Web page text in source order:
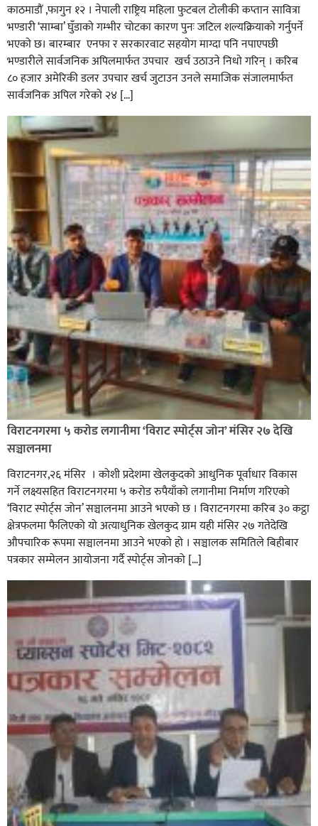
काठमाडाैं ,फागुन १२ । नेपाली राष्ट्रिय महिला फुटबल टोलीकी कप्तान सावित्रा
भण्डारी ‘साम्बा’ घुँडाको गम्भीर चोटका कारण पुनः जटिल शल्यक्रियाको गर्नुपर्ने
भएकाे छ। बारम्बार एनफा र सरकारवाट सहयाेग माग्दा पनि नपाएपछी
भण्डारीले सार्वजनिक अपिलमार्फत उपचार खर्च उठाउने निधाे गरिन् । करिब
८० हजार अमेरिकी डलर उपचार खर्च जुटाउन उनले समाजिक संजालमार्फत
सार्वजनिक अपिल गरेको २४ […]
विराटनगरमा ५ करोड लगानीमा ‘विराट स्पोर्ट्स जोन’ मंसिर २७ देखि
सञ्चालनमा
विराटनगर,२६ मंसिर । कोशी प्रदेशमा खेलकुदको आधुनिक पूर्वाधार विकास
गर्ने लक्ष्यसहित विराटनगरमा ५ करोड रुपैयाँको लगानीमा निर्माण गरिएको
‘विराट स्पोर्ट्स जोन’ सञ्चालनमा आउने भएको छ । विराटनगरमा करिब ३० कट्ठा
क्षेत्रफलमा फैलिएको यो अत्याधुनिक खेलकुद ग्राम यही मंसिर २७ गतेदेखि
औपचारिक रूपमा सञ्चालनमा आउने भएको हो । सञ्चालक समितिले बिहीबार
पत्रकार सम्मेलन आयोजना गर्दै स्पोर्ट्स जोनको […]